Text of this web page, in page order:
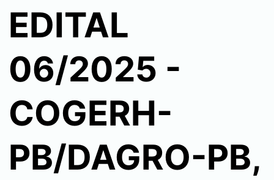
EDITAL
06/2025 -
COGERH-
PB/DAGRO-PB,